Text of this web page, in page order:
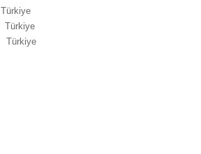
Türkiye
Türkiye
Türkiye